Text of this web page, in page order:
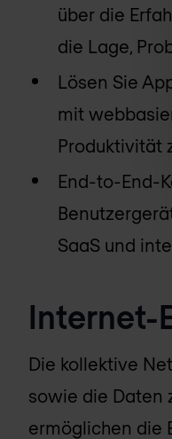
über die
die Lage,
Lösen Sie
mit
Produktivität
End-to-End-
SaaS und
Internet-
Die kollektive
sowie die Daten
ermöglichen die